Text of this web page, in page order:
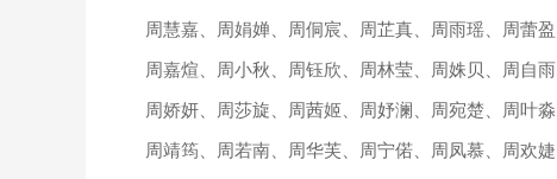
周慧嘉、周娟婵、周侗宸、周芷真、周雨瑶、周蕾盈
周嘉煊、周小秋、周钰欣、周林莹、周姝贝、周自雨
周娇妍、周莎旋、周茜姬、周妤澜、周宛楚、周叶淼
周靖筠、周若南、周华芙、周宁偌、周凤慕、周欢婕